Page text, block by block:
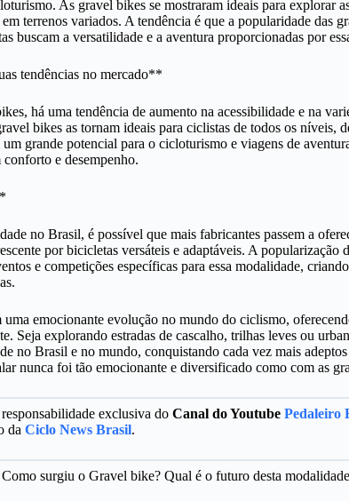
As gravel bikes se mostraram ideais para explorar
terrenos variados. A tendência é que a popularidade das
buscam a versatilidade e a aventura proporcionadas por
tendências no mercado**
há uma tendência de aumento na acessibilidade e na
bikes as tornam ideais para ciclistas de todos os níveis,
grande potencial para o cicloturismo e viagens de
e desempenho.
no Brasil, é possível que mais fabricantes passem a
por bicicletas versáteis e adaptáveis. A popularização
e competições específicas para essa modalidade,
emocionante evolução no mundo do ciclismo,
Seja explorando estradas de cascalho, trilhas leves ou
no Brasil e no mundo, conquistando cada vez mais
nunca foi tão emocionante e diversificado como com as
exclusiva do Canal do Youtube Pedaleiro
da Ciclo News Brasil.
Como surgiu o Gravel bike? Qual é o futuro desta